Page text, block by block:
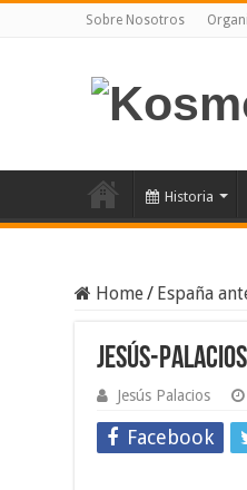
Sobre Nosotros
Historia
Home/ España
Jesús-
Jesús Palacios
Facebook